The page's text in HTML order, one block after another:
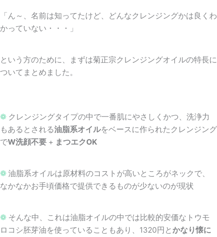
「ん～、名前は知ってたけど、どんなクレンジングかは良くわ
かっていない・・・」
という方のために、まずは菊正宗クレンジングオイルの特長に
ついてまとめました。
❁ クレンジングタイプの中で一番肌にやさしくかつ、洗浄力
もあるとされる油脂系オイルをベースに作られたクレンジング
でW洗顔不要 + まつエクOK
❁ 油脂系オイルは原材料のコストが高いところがネックで、
なかなかお手頃価格で提供できるものが少ないのが現状
❁ そんな中、これは油脂オイルの中では比較的安価なトウモ
ロコシ胚芽油を使っていることもあり、1320円と かなり懐に